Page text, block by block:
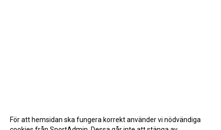
För att hemsidan ska fungera korrekt använder vi nödvändiga